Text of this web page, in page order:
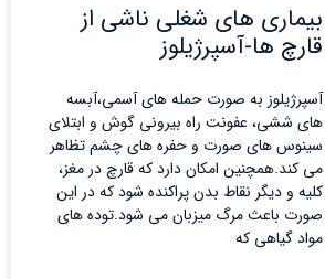
بیماری های شغلی ناشی از
قارچ ها-آسپرژیلوز
آسپرژیلوز به صورت حمله های آسمی،آبسه
های ششی، عفونت راه بیرونی گوش و ابتلای
سینوس های صورت و حفره های چشم تظاهر
می کند.همچنین امکان دارد که قارچ در مغز،
کلیه و دیگر نقاط بدن پراکنده شود که در این
صورت باعث مرگ میزبان می شود.توده های
مواد گیاهی که